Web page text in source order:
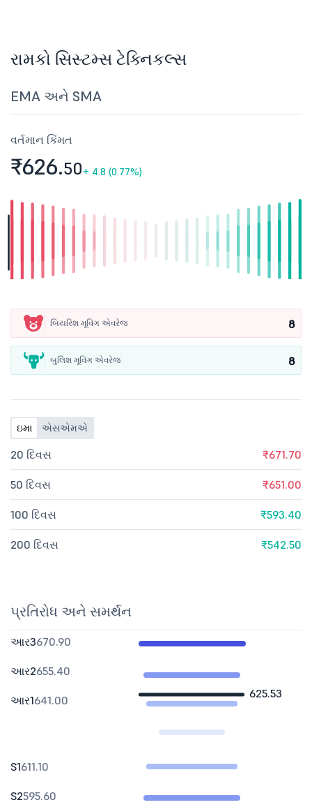
રામકો સિસ્ટમ્સ ટેક્નિકલ્સ
EMA અને SMA
વર્તમાન કિંમત
₹626.50+ 4.8 (0.77%)
બિયરિશ મૂવિંગ એવરેજ 8
બુલિશ મૂવિંગ એવરેજ 8
ઇમા એસએમએ
20 દિવસ ₹671.70
50 દિવસ ₹651.00
100 દિવસ ₹593.40
200 દિવસ ₹542.50
પ્રતિરોધ અને સમર્થન
625.53
આર3670.90
આર2655.40
આર1641.00
S1611.10
S2595.60